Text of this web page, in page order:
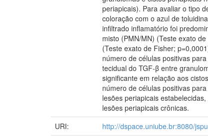
periapicais). Para avaliar o tipo
coloração com o azul de
infiltrado inflamatório foi
misto (PMN/MN) (Teste exato
(Teste exato de Fisher;
número de células positivas
tecidual do TGF-β entre
significante em relação aos
número de células positivas
lesões periapicais
lesões periapicais crônicas.
URI:
http://dspace.uniube.br:8080/